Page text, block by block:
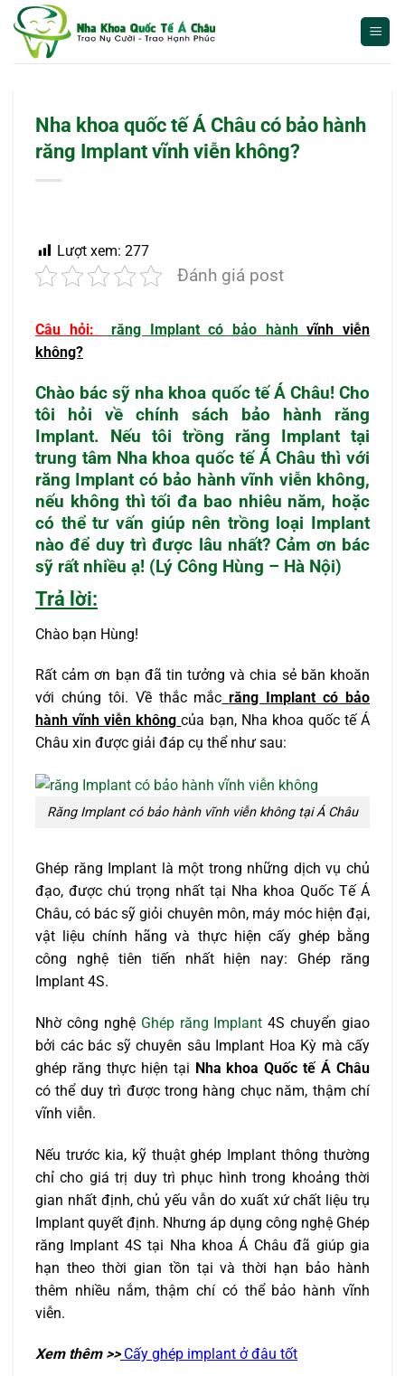
qua
Nha khoa quốc tế Á Châu có bảo hành
răng Implant vĩnh viễn không?
Lượt xem: 277
Đánh giá post
Câu hỏi: răng Implant có bảo hànhvĩnh viễn
không?
Chào bác sỹ nha khoa quốc tế Á Châu! Cho
tôi hỏi về chính sách bảo hành răng
Implant. Nếu tôi trồng răng Implant tại
trung tâm Nha khoa quốc tế Á Châu thì với
răng Implant có bảo hành vĩnh viễn không,
nếu không thì tối đa bao nhiêu năm, hoặc
có thể tư vấn giúp nên trồng loại Implant
nào để duy trì được lâu nhất? Cảm ơn bác
sỹ rất nhiều ạ! (Lý Công Hùng – Hà Nội)
Trả lời:
Chào bạn Hùng!
Rất cảm ơn bạn đã tin tưởng và chia sẻ băn khoăn
với chúng tôi. Về thắc mắc răng Implant có bảo
hành vĩnh viễn không của bạn, Nha khoa quốc tế Á
Châu xin được giải đáp cụ thể như sau:
Răng Implant có bảo hành vĩnh viễn không tại Á Châu
Ghép răng Implant là một trong những dịch vụ chủ
đạo, được chú trọng nhất tại Nha khoa Quốc Tế Á
Châu, có bác sỹ giỏi chuyên môn, máy móc hiện đại,
vật liệu chính hãng và thực hiện cấy ghép bằng
công nghệ tiên tiến nhất hiện nay: Ghép răng
Implant 4S.
Nhờ công nghệ Ghép răng Implant 4S chuyển giao
bởi các bác sỹ chuyên sâu Implant Hoa Kỳ mà cấy
ghép răng thực hiện tại Nha khoa Quốc tế Á Châu
có thể duy trì được trong hàng chục năm, thậm chí
vĩnh viễn.
Nếu trước kia, kỹ thuật ghép Implant thông thường
chỉ cho giá trị duy trì phục hình trong khoảng thời
gian nhất định, chủ yếu vẫn do xuất xứ chất liệu trụ
Implant quyết định. Nhưng áp dụng công nghệ Ghép
răng Implant 4S tại Nha khoa Á Châu đã giúp gia
hạn theo thời gian tồn tại và thời hạn bảo hành
thêm nhiều nắm, thậm chí có thể bảo hành vĩnh
viễn.
Xem thêm >>Cấy ghép implant ở đâu tốt